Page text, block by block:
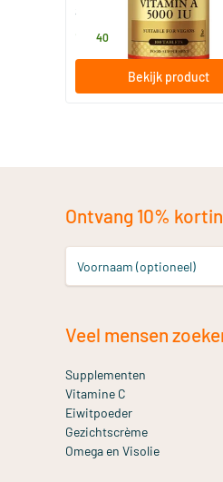
Solgar Vitamins
40
Bekijk product
Ontvang 10%
Voornaam (optioneel)
Veel mensen
Supplementen
Vitamine C
Eiwitpoeder
Gezichtscrème
Omega en Visolie